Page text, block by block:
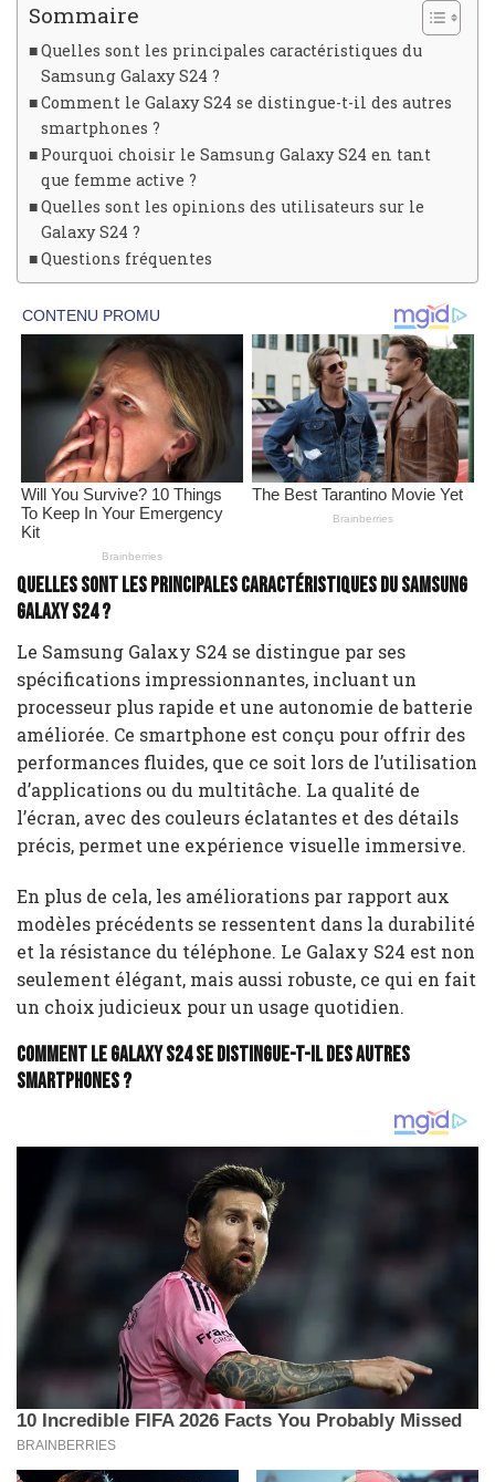
Sommaire
Quelles sont les principales caractéristiques du
Samsung Galaxy S24 ?
Comment le Galaxy S24 se distingue-t-il des autres
smartphones ?
Pourquoi choisir le Samsung Galaxy S24 en tant
que femme active ?
Quelles sont les opinions des utilisateurs sur le
Galaxy S24 ?
Questions fréquentes
Quelles sont les principales caractéristiques du Samsung
Galaxy S24 ?
Le Samsung Galaxy S24 se distingue par ses
spécifications impressionnantes, incluant un
processeur plus rapide et une autonomie de batterie
améliorée. Ce smartphone est conçu pour offrir des
performances fluides, que ce soit lors de l’utilisation
d’applications ou du multitâche. La qualité de
l’écran, avec des couleurs éclatantes et des détails
précis, permet une expérience visuelle immersive.
En plus de cela, les améliorations par rapport aux
modèles précédents se ressentent dans la durabilité
et la résistance du téléphone. Le Galaxy S24 est non
seulement élégant, mais aussi robuste, ce qui en fait
un choix judicieux pour un usage quotidien.
Comment le Galaxy S24 se distingue-t-il des autres
smartphones ?